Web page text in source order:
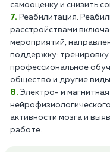
самооценку и снизить
Реабилитация.
расстройствами
мероприятий,
поддержку:
профессиональное
общество и другие
Электро- и
активности мозга и
работе.